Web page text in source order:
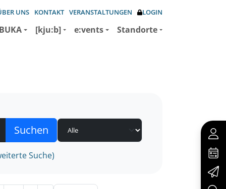
UNS KONTAKT VERANSTALTUNGEN LOGIN
[kju:b] e:vents Standorte
Suche)